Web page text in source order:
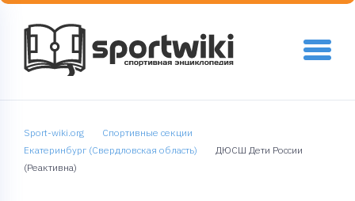
Sport-wiki.org
Спортивные секции
Екатеринбург (Свердловская область)
ДЮСШ Дети России
(Реактивна)